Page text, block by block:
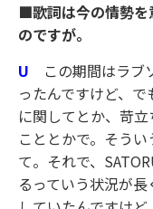
■歌詞は今の情勢を
のですが。
U
この期間はラブ
ったんですけど、
に関してとか、苛
こととかで。そう
て。それで、
るっていう状況が